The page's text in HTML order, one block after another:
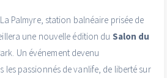
Palmyre, station balnéaire prisée de
une nouvelle édition du Salon du
Un événement devenu
passionnés de vanlife, de liberté sur